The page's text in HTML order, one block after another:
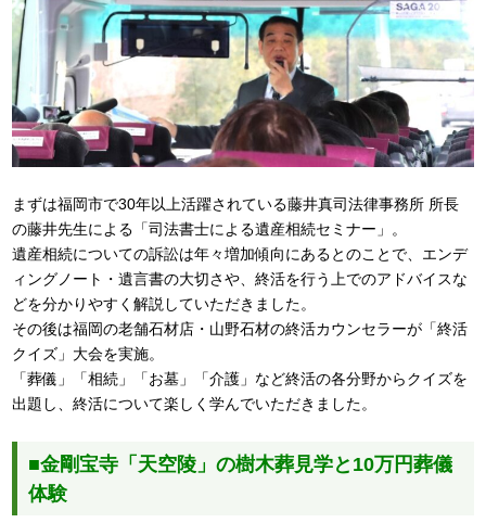
まずは福岡市で30年以上活躍されている藤井真司法律事務所 所長
の藤井先生による「司法書士による遺産相続セミナー」。
遺産相続についての訴訟は年々増加傾向にあるとのことで、エンデ
ィングノート・遺言書の大切さや、終活を行う上でのアドバイスな
どを分かりやすく解説していただきました。
その後は福岡の老舗石材店・山野石材の終活カウンセラーが「終活
クイズ」大会を実施。
「葬儀」「相続」「お墓」「介護」など終活の各分野からクイズを
出題し、終活について楽しく学んでいただきました。
■金剛宝寺「天空陵」の樹木葬見学と10万円葬儀
体験